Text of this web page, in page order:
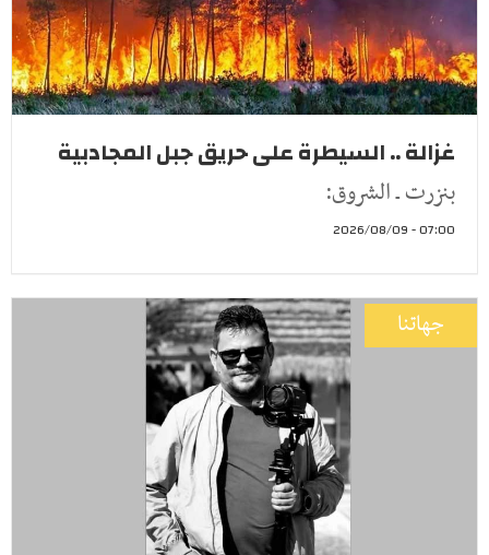
غزالة .. السيطرة على حريق جبل المجادبية
بنزرت ـ الشروق:
07:00 - 2026/08/09
جهاتنا